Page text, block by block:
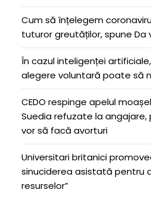
Cum să înțelegem
tuturor greutăților, spune Da
În cazul inteligenței artificiale,
alegere voluntară poate să
CEDO respinge apelul
Suedia refuzate la angajare,
vor să facă avorturi
Universitari britanici
sinuciderea asistată pentru
resurselor”